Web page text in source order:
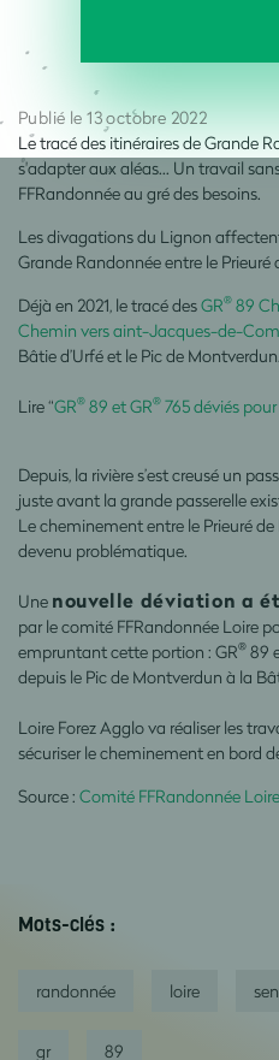
Publié le 13 octobre 2022
Le tracé des itinéraires de Grande
s'adapter aux aléas... Un travail
FFRandonnée au gré des besoins.
Les divagations du Lignon
Grande Randonnée entre le
Déjà en 2021, le tracé desGR® 89
Chemin vers aint-Jacques-de-
Bâtie d’Urfé et le Pic de Montverdun.
Lire “GR® 89 et GR® 765 déviés
Depuis, la rivière s’est creusé un
juste avant la grande passerelle
Le cheminement entre le Prieuré
devenu problématique.
Une nouvelle déviation a
par le comité FFRandonnée Loire
empruntant cette portion : GR® 89
depuis le Pic de Montverdun à la
Loire Forez Agglo va réaliser les
sécuriser le cheminement en bord
Source : Comité FFRandonnée Loire
Mots-clés :
randonnée loire
gr 89